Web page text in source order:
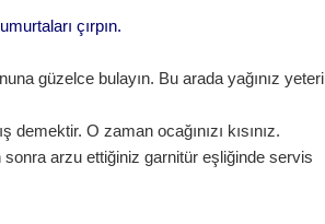
çırpın.
güzelce bulayın. Bu arada yağınız yeteri
O zaman ocağınızı kısınız.
sonra arzu ettiğiniz garnitür eşliğinde servis